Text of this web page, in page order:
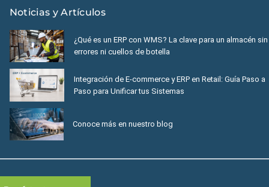
Noticias y Artículos
¿Qué es un ERP con WMS? La clave para un almacén sin
errores ni cuellos de botella
Integración de E-commerce y ERP en Retail: Guía Paso a
Paso para Unificar tus Sistemas
Conoce más en nuestro blog